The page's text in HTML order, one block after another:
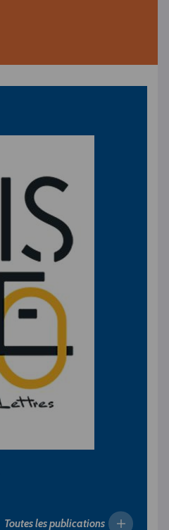
Toutes les publications